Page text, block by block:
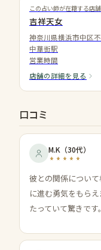
この占い師が在籍する店舗
吉祥天女
神奈川県横浜市中区
中華街駅
営業時間
店舗の詳細を見る
口コミ
M.K （30代）
彼との関係につい
に進む勇気をもら
たっていて驚きです。